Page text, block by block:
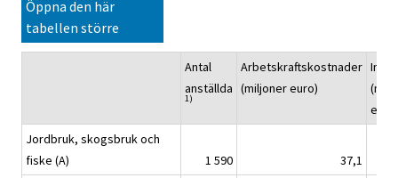
Öppna den här
tabellen större
Antal
anställda
1)
Arbetskraftskostnader
(miljoner euro)
Jordbruk, skogsbruk och
fiske (A)
1 590
37,1